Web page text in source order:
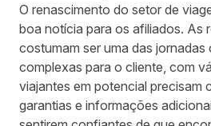
O renascimento do setor de
boa notícia para os afiliados. As
costumam ser uma das jornadas
complexas para o cliente, com
viajantes em potencial precisam
garantias e informações